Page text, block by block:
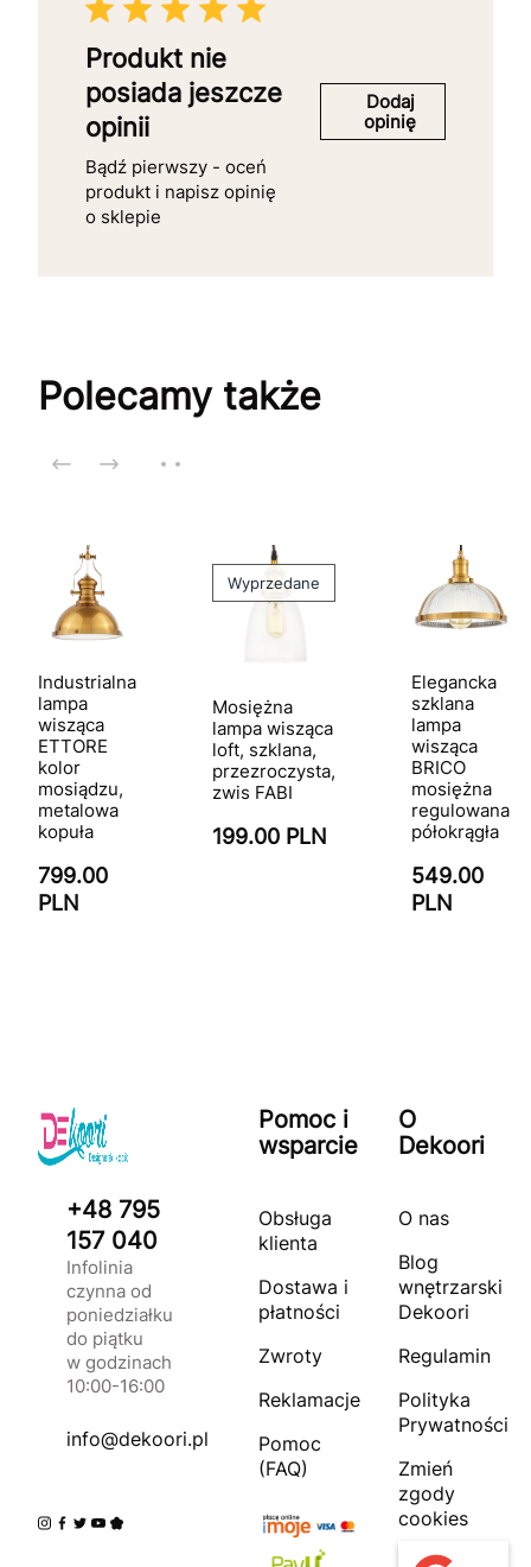
Produkt nie
posiada jeszcze
opinii
Bądź pierwszy - oceń
produkt i napisz opinię
o sklepie
Dodaj
opinię
Polecamy także
Industrialna
lampa
wisząca
ETTORE
kolor
mosiądzu,
metalowa
kopuła
799.00
PLN
Wyprzedane
Mosiężna
lampa wisząca
loft, szklana,
przezroczysta,
zwis FABI
199.00 PLN
Elegancka
szklana
lampa
wisząca
BRICO
mosiężna
regulowana
półokrągła
549.00
PLN
+48 795
157 040
Infolinia
czynna od
poniedziałku
do piątku
w godzinach
10:00-16:00
info@dekoori.pl
Pomoc i
wsparcie
Obsługa
klienta
Dostawa i
płatności
Zwroty
Reklamacje
Pomoc
(FAQ)
O
Dekoori
O nas
Blog
wnętrzarski
Dekoori
Regulamin
Polityka
Prywatności
Zmień
zgody
cookies